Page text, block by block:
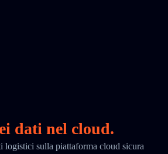
dati nel cloud.
logistici sulla piattaforma cloud sicura